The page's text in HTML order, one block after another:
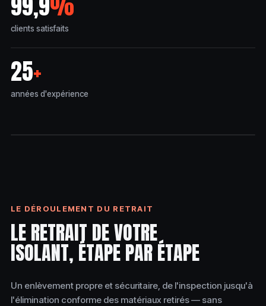
clients satisfaits
25+
années d'expérience
LE DÉROULEMENT DU RETRAIT
LE RETRAIT DE VOTRE
ISOLANT, ÉTAPE PAR ÉTAPE
Un enlèvement propre et sécuritaire, de l'inspection jusqu'à
l'élimination conforme des matériaux retirés — sans